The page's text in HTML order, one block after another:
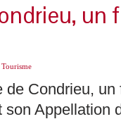
un
Tourisme
de Condrieu,
son Appellation